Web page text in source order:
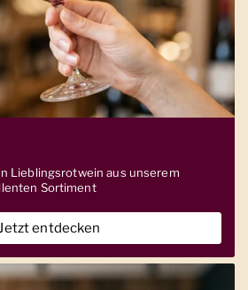
Lieblingsrotwein aus unserem
Sortiment
entdecken